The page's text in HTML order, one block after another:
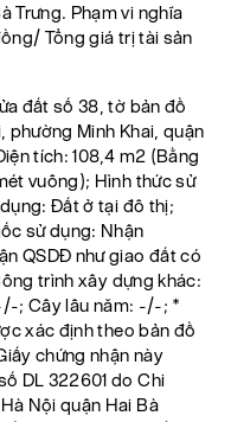
Trưng. Phạm vi nghĩa
Tổng giá trị tài sản
đất số 38, tờ bản đồ
phường Minh Khai, quận
tích: 108,4 m2 (Bằng
vuông); Hình thức sử
Đất ở tại đô thị;
sử dụng: Nhận
QSDĐ như giao đất có
trình xây dựng khác:
; Cây lâu năm: -/-; *
xác định theo bản đồ
chứng nhận này
DL 322601 do Chi
Nội quận Hai Bà